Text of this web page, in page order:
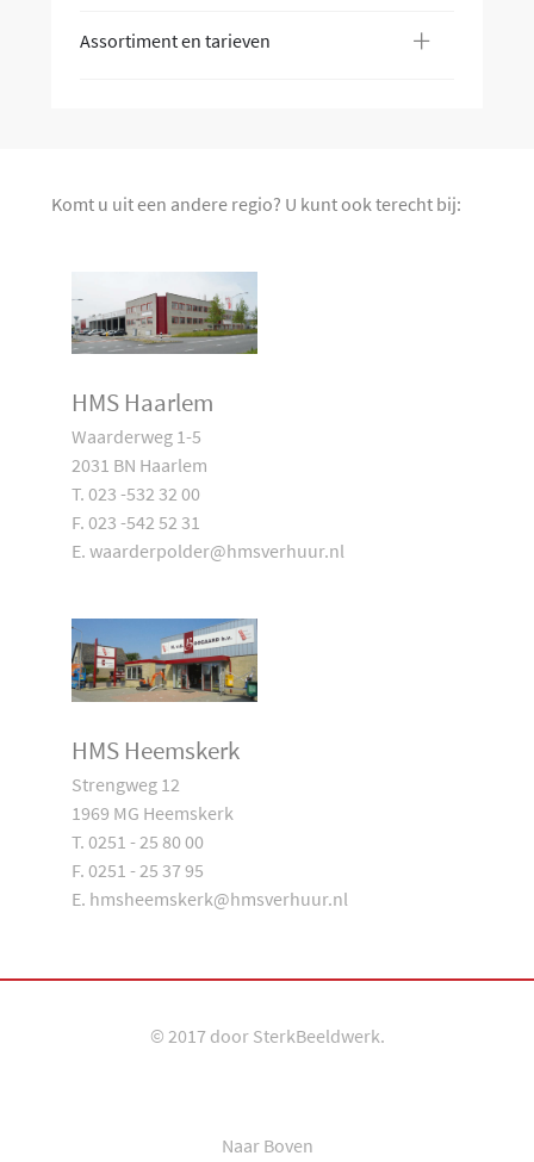
Assortiment en tarieven +
Komt u uit een andere regio? U kunt ook terecht bij:
HMS Haarlem
Waarderweg 1-5
2031 BN Haarlem
T. 023 -532 32 00
F. 023 -542 52 31
E. waarderpolder@hmsverhuur.nl
HMS Heemskerk
Strengweg 12
1969 MG Heemskerk
T. 0251 - 25 80 00
F. 0251 - 25 37 95
E. hmsheemskerk@hmsverhuur.nl
© 2017 door SterkBeeldwerk.
Naar Boven